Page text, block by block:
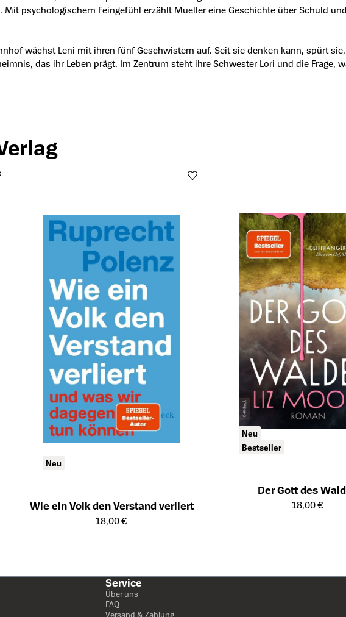
psychologischem Feingefühl erzählt Mueller eine Geschichte über Schuld
wächst Leni mit ihren fünf Geschwistern auf. Seit sie denken kann, spürt
das ihr Leben prägt. Im Zentrum steht ihre Schwester Lori und die
Neu
Wie ein Volk den Verstand verliert
Öffnet die Detailseite des Produkts
18,00 €
Neu
Bestseller
Der Gott des
Öffnet die Detailseite des
18,00 €
Service
Über uns
FAQ
Versand & Zahlung